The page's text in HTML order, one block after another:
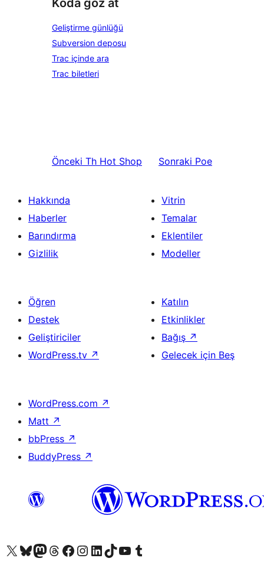
Koda göz at
Geliştirme günlüğü
Subversion deposu
Trac içinde ara
Trac biletleri
Önceki Th Hot Shop Sonraki Poe
Hakkında
Haberler
Barındırma
Gizlilik
Vitrin
Temalar
Eklentiler
Modeller
Öğren
Destek
Geliştiriciler
WordPress.tv ↗
Katılın
Etkinlikler
Bağış ↗
Gelecek için Beş
WordPress.com ↗
Matt ↗
bbPress ↗
BuddyPress ↗
X (eski Twitter) hesabımıza bakın
Bluesky hesabımızı ziyaret edinMastodon hesabımızı ziyaret edinThreads hesabımızı ziyaret edinFacebook sayfamızı ziyaret edinInstagram hesabımızı ziyaret edinLinkedIn hesabımızı ziyaret edinTikTok hesabımızı ziyaret edinYouTube kanalımızı ziyaret edinTumblr hesabımızı ziyaret edin